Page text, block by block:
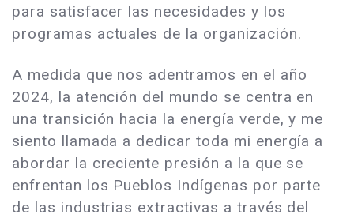
para satisfacer las necesidades y los
programas actuales de la organización.
A medida que nos adentramos en el año
2024, la atención del mundo se centra en
una transición hacia la energía verde, y me
siento llamada a dedicar toda mi energía a
abordar la creciente presión a la que se
enfrentan los Pueblos Indígenas por parte
de las industrias extractivas a través del